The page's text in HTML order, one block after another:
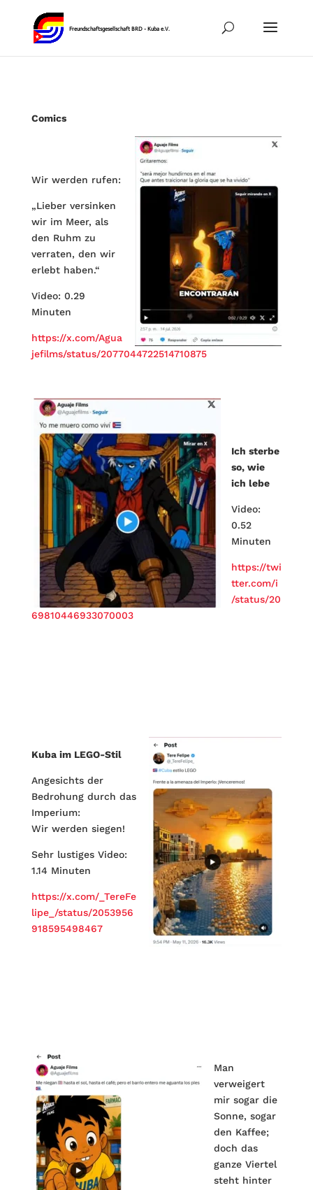
Comics
Wir werden rufen:
„Lieber versinken
wir im Meer, als
den Ruhm zu
verraten, den wir
erlebt haben.“
Video: 0.29
Minuten
https://x.com/Agua
jefilms/status/2077044722514710875
Ich sterbe
so, wie
ich lebe
Video:
0.52
Minuten
https://twi
tter.com/i
/status/20
69810446933070003
Kuba im LEGO-Stil
Angesichts der
Bedrohung durch das
Imperium:
Wir werden siegen!
Sehr lustiges Video:
1.14 Minuten
https://x.com/_TereFe
lipe_/status/2053956
918595498467
Man
verweigert
mir sogar die
Sonne, sogar
den Kaffee;
doch das
ganze Viertel
steht hinter